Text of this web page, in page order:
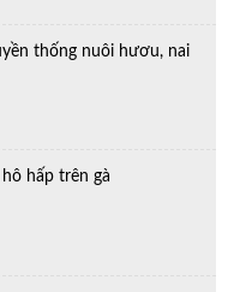
thống nuôi hươu, nai
hấp trên gà